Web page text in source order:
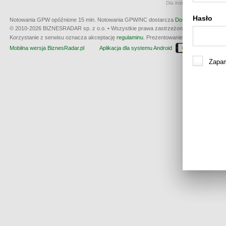
Dla instrumentów
Notowania GPW opóźnione 15 min. Notowania GPW/NC dostarcza Dom Maklerski BDM
© 2010-2026 BIZNESRADAR sp. z o.o. • Wszystkie prawa zastrzeżone • produkcja:
Korzystanie z serwisu oznacza akceptację regulaminu . Prezentowanie kwotowania nie
Mobilna wersja BiznesRadar.pl
Aplikacja dla systemu Android
Hasło